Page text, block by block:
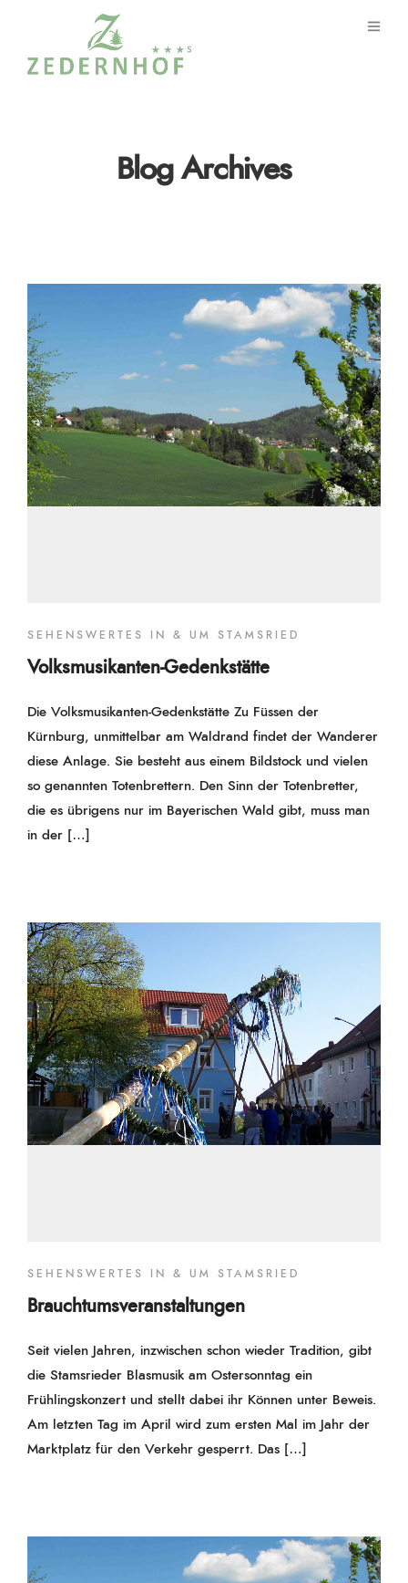
Blog Archives
SEHENSWERTES IN & UM STAMSRIED
Volksmusikanten-Gedenkstätte
Die Volksmusikanten-Gedenkstätte Zu Füssen der
Kürnburg, unmittelbar am Waldrand findet der Wanderer
diese Anlage. Sie besteht aus einem Bildstock und vielen
so genannten Totenbrettern. Den Sinn der Totenbretter,
die es übrigens nur im Bayerischen Wald gibt, muss man
in der […]
SEHENSWERTES IN & UM STAMSRIED
Brauchtumsveranstaltungen
Seit vielen Jahren, inzwischen schon wieder Tradition, gibt
die Stamsrieder Blasmusik am Ostersonntag ein
Frühlingskonzert und stellt dabei ihr Können unter Beweis.
Am letzten Tag im April wird zum ersten Mal im Jahr der
Marktplatz für den Verkehr gesperrt. Das […]